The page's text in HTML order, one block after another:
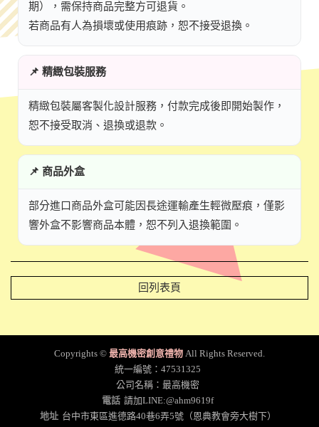
期），需保持商品完整方可退貨。
若商品有人為損壞或使用痕跡，恕不接受退換。
📌 精緻包裝服務
精緻包裝屬客製化設計服務，付款完成後即開始製作，
恕不接受取消、退換或退款。
📌 商品外盒
部分進口商品外盒可能因長途運輸產生輕微壓痕，僅影
響外盒不影響商品本體，恕不列入退換範圍。
回列表頁
Copyrights © 最高機密創意禮物 All Rights Reserved.
統一編號：47531325
公司名稱：最高機密
電話 請加LINE:@ahm9619f
地址 台中市東區進德路40巷6弄5號（恩典教會旁大樹下）